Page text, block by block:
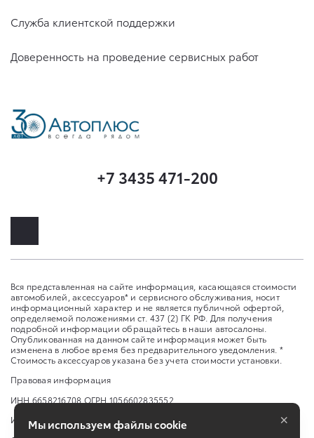
Служба клиентской поддержки
Доверенность на проведение сервисных работ
+7 3435 471-200
Вся представленная на сайте информация, касающаяся стоимости
автомобилей, аксессуаров* и сервисного обслуживания, носит
информационный характер и не является публичной офертой,
определяемой положениями ст. 437 (2) ГК РФ. Для получения
подробной информации обращайтесь в наши автосалоны.
Опубликованная на данном сайте информация может быть
изменена в любое время без предварительного уведомления. *
Стоимость аксессуаров указана без учета стоимости установки.
Правовая информация
ИНН 6658216708 ОГРН 1056602835552
Изменить настройку cookies
Мы используем файлы cookie ×